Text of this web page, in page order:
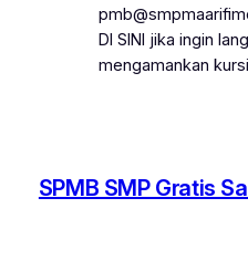
DI SINI jika ingin
mengamankan
SPMB SMP Gratis